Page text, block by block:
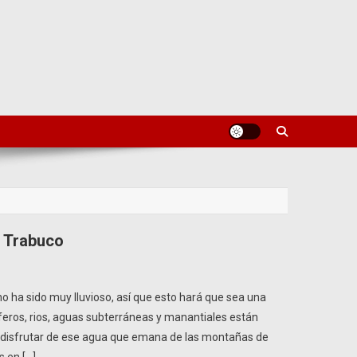
ha sido muy lluvioso, así que esto hará que sea una
rios, aguas subterráneas y manantiales están
de ese agua que emana de las montañas de